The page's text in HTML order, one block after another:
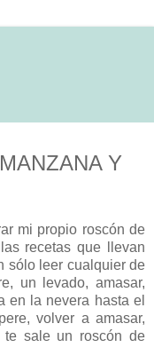
Y
mi propio roscón de
recetas que llevan
sólo leer cualquier de
un levado, amasar,
en la nevera hasta el
volver a amasar,
te sale un roscón de